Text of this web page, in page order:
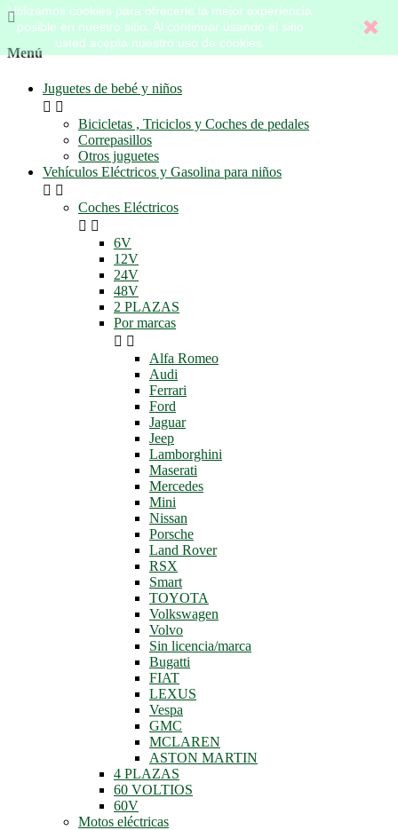
Utilizamos cookies para ofrecerle la mejor experiencia
posible en nuestro sitio. Al continuar usando el sitio
usted acepta nuestro uso de cookies.

Menú
Juguetes de bebé y niños
 
Bicicletas , Triciclos y Coches de pedales
Correpasillos
Otros juguetes
Vehículos Eléctricos y Gasolina para niños
 
Coches Eléctricos
 
6V
12V
24V
48V
2 PLAZAS
Por marcas
 
Alfa Romeo
Audi
Ferrari
Ford
Jaguar
Jeep
Lamborghini
Maserati
Mercedes
Mini
Nissan
Porsche
Land Rover
RSX
Smart
TOYOTA
Volkswagen
Volvo
Sin licencia/marca
Bugatti
FIAT
LEXUS
Vespa
GMC
MCLAREN
ASTON MARTIN
4 PLAZAS
60 VOLTIOS
60V
Motos eléctricas